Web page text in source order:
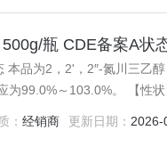
瓶 CDE备案A状
品为2，2'，2″-氮川三乙
为99.0%～103.0%。 【性
： 经销商 更新日期： 2026-